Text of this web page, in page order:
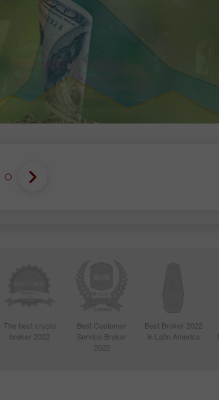
The best crypto
broker 2022
Best Customer
Service Broker
2022
Best Broker 2022
in Latin America